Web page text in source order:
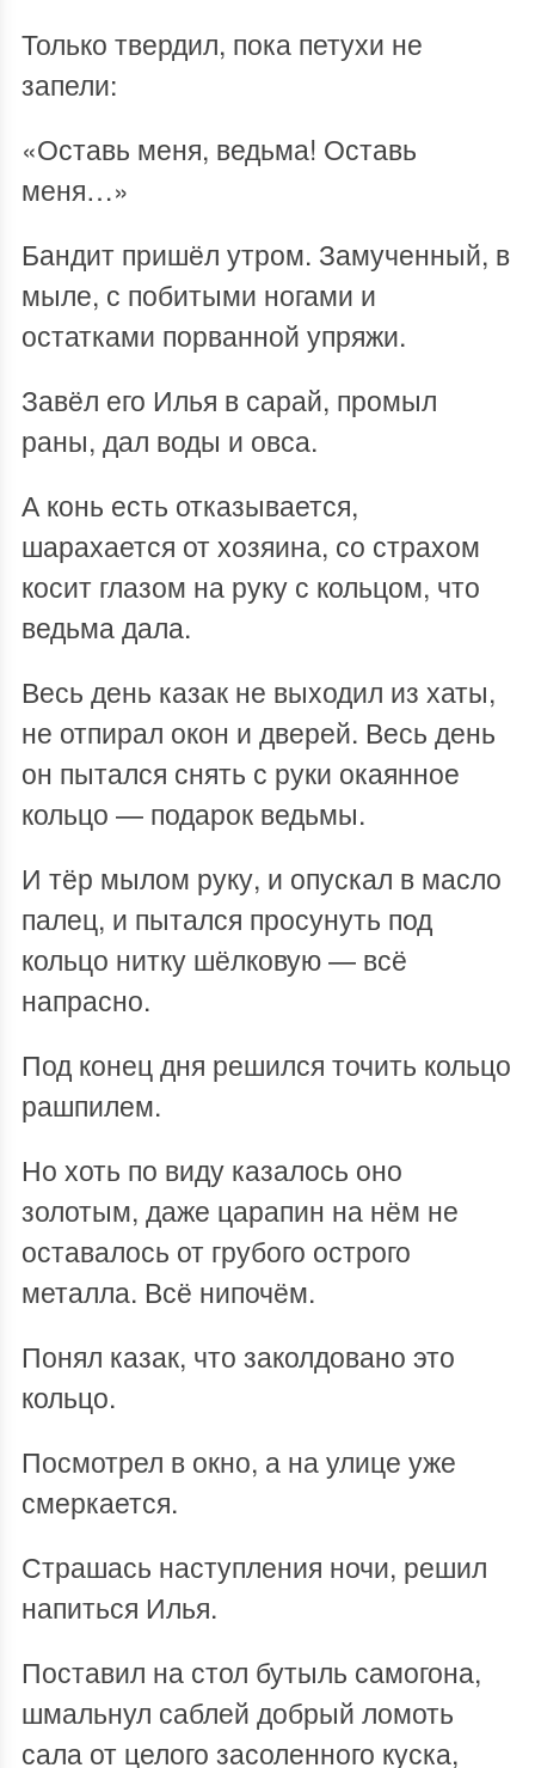
Только твердил, пока петухи не
запели:
«Оставь меня, ведьма! Оставь
меня…»
Бандит пришёл утром. Замученный, в
мыле, с побитыми ногами и
остатками порванной упряжи.
Завёл его Илья в сарай, промыл
раны, дал воды и овса.
А конь есть отказывается,
шарахается от хозяина, со страхом
косит глазом на руку с кольцом, что
ведьма дала.
Весь день казак не выходил из хаты,
не отпирал окон и дверей. Весь день
он пытался снять с руки окаянное
кольцо — подарок ведьмы.
И тёр мылом руку, и опускал в масло
палец, и пытался просунуть под
кольцо нитку шёлковую — всё
напрасно.
Под конец дня решился точить кольцо
рашпилем.
Но хоть по виду казалось оно
золотым, даже царапин на нём не
оставалось от грубого острого
металла. Всё нипочём.
Понял казак, что заколдовано это
кольцо.
Посмотрел в окно, а на улице уже
смеркается.
Страшась наступления ночи, решил
напиться Илья.
Поставил на стол бутыль самогона,
шмальнул саблей добрый ломоть
сала от целого засоленного куска,